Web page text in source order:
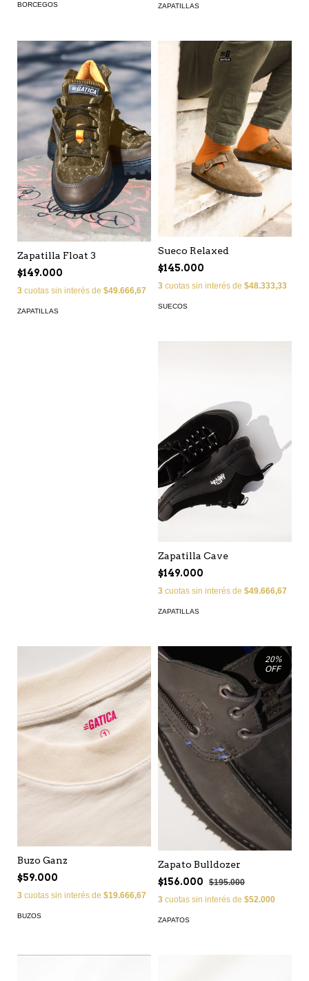
BORCEGOS ZAPATILLAS
Zapatilla Float 3
$149.000
3 cuotas sin interés de $49.666,67
ZAPATILLAS
Sueco Relaxed
$145.000
3 cuotas sin interés de $48.333,33
SUECOS
Zapatilla Cave
$149.000
3 cuotas sin interés de $49.666,67
ZAPATILLAS
Buzo Ganz
$59.000
3 cuotas sin interés de $19.666,67
BUZOS
20%
OFF
Zapato Bulldozer
$156.000
$195.000
3 cuotas sin interés de $52.000
ZAPATOS